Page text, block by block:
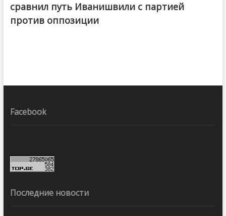
сравнил путь Иванишвили с партией
против оппозиции
Facebook
Последние новости